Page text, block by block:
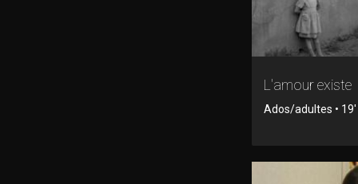
L'amour existe
Ados/adultes •